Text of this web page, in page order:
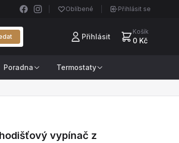
Oblíbené Přihlásit se
Přihlásit
Košík
0 Kč
Poradna Termostaty
vypínač z